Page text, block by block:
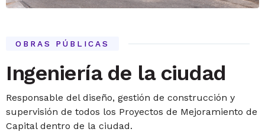
OBRAS PÚBLICAS
Ingeniería de la ciudad
Responsable del diseño, gestión de construcción y
supervisión de todos los Proyectos de Mejoramiento de
Capital dentro de la ciudad.